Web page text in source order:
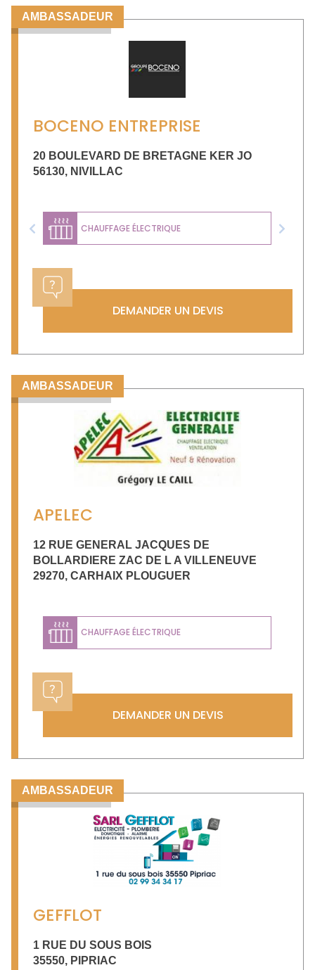
AMBASSADEUR
BOCENO ENTREPRISE
20 BOULEVARD DE BRETAGNE KER JO
56130, NIVILLAC
CHAUFFAGE ÉLECTRIQUE
Previous Next
DEMANDER UN DEVIS
AMBASSADEUR
APELEC
12 RUE GENERAL JACQUES DE
BOLLARDIERE ZAC DE L A VILLENEUVE
29270, CARHAIX PLOUGUER
CHAUFFAGE ÉLECTRIQUE
DEMANDER UN DEVIS
AMBASSADEUR
GEFFLOT
1 RUE DU SOUS BOIS
35550, PIPRIAC